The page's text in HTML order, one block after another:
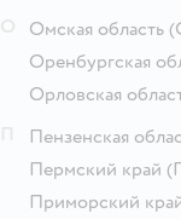
Омская область
Оренбургская
Орловская
Пензенская
Пермский край
Приморский